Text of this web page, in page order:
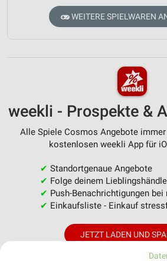
WEITERE SPIELWAREN
weekli - Prospekte &
Alle Spiele Cosmos Angebote
kostenlosen weekli App für
✔ Standortgenaue Angebote
✔ Folge deinem
✔ Push-Benachrichtigungen
✔ Einkaufsliste - Einkauf
JETZT LADEN UND